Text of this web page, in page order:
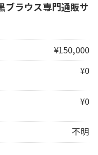
ブラウス専門通販サ
¥150,000
¥0
¥0
不明